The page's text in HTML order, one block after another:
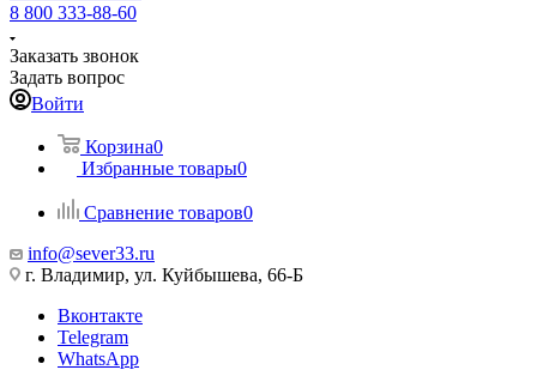
8 800 333-88-60
Заказать звонок
Задать вопрос
Войти
Корзина0
Избранные товары0
Сравнение товаров0
info@sever33.ru
г. Владимир, ул. Куйбышева, 66-Б
Вконтакте
Telegram
WhatsApp